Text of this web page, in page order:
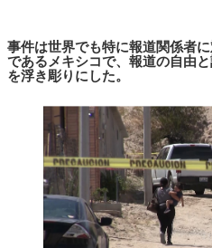
事件は世界でも特に報道関係者
であるメキシコで、報道の自由
を浮き彫りにした。